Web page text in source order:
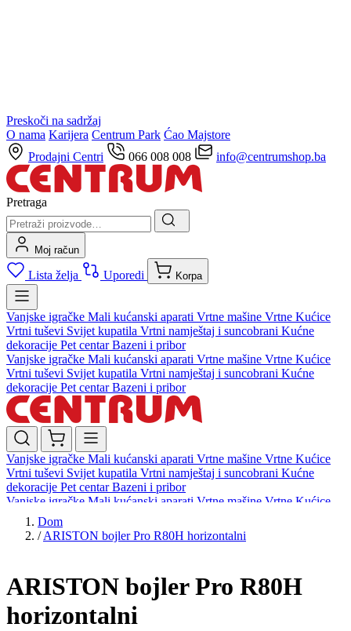
Preskoči na sadržaj
O nama Karijera Centrum Park Ćao Majstore
Prodajni Centri
066 008 008 info@centrumshop.ba
Pretraga
Moj račun
Lista želja Uporedi Korpa
Vanjske igračke Mali kućanski aparati Vrtne mašine Vrtne Kućice
Vrtni tuševi Svijet kupatila Vrtni namještaj i suncobrani Kućne
dekoracije Pet centarBazeni i pribor
Vanjske igračke Mali kućanski aparati Vrtne mašine Vrtne Kućice
Vrtni tuševi Svijet kupatila Vrtni namještaj i suncobrani Kućne
dekoracije Pet centarBazeni i pribor
Vanjske igračke Mali kućanski aparati Vrtne mašine Vrtne Kućice
Vrtni tuševi Svijet kupatila Vrtni namještaj i suncobrani Kućne
dekoracije Pet centarBazeni i pribor
Vanjske igračke Mali kućanski aparati Vrtne mašine Vrtne Kućice
Vrtni tuševi
dekoracijePet centar Bazeni i pribor
Dom
/ ARISTON bojler Pro R80H horizontalni
ARISTON bojler Pro R80H
horizontalni